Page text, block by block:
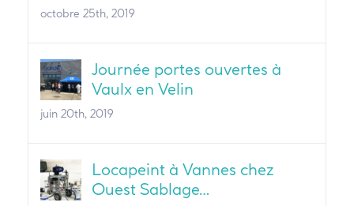
octobre 25th, 2019
Journée portes ouvertes à
Vaulx en Velin
juin 20th, 2019
Locapeint à Vannes chez
Ouest Sablage…